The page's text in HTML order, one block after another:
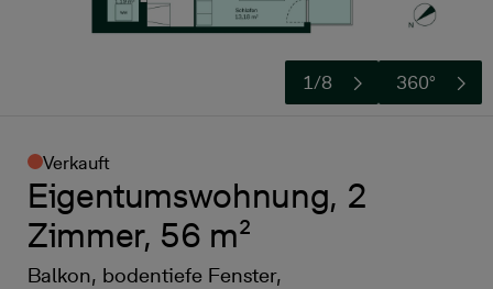
1/8 360°
Verkauft
Eigentumswohnung, 2
Zimmer, 56 m²
Balkon, bodentiefe Fenster,